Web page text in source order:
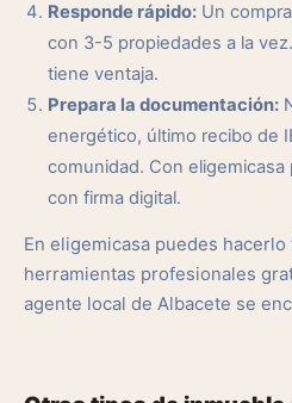
Responde rápido: Un
con 3-5 propiedades a la
tiene ventaja.
Prepara la documentación:
energético, último recibo de
comunidad. Con
con firma digital.
En eligemicasa puedes
herramientas profesionales
agente local de Albacete se